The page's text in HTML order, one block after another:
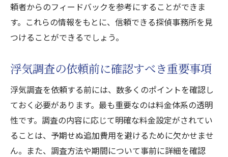
信頼を築くための初回相談の活用法
調査過程でのプライバシー保護対策
契約書に明記すべき事項
調査報告書の内容とその質
浮気調査探偵福井県で信頼を得るための重要な
ポイント
探偵とのコミュニケーション方法
信頼できる探偵の選び方の基準
頼者からのフィードバックを参考にすることができま
す。これらの情報をもとに、信頼できる探偵事務所を見
つけることができるでしょう。
浮気調査の依頼前に確認すべき重要事項
浮気調査を依頼する前には、数多くのポイントを確認し
ておく必要があります。最も重要なのは料金体系の透明
性です。調査の内容に応じて明確な料金設定がされてい
ることは、予期せぬ追加費用を避けるために欠かせませ
ん。また、調査方法や期間について事前に詳細を確認